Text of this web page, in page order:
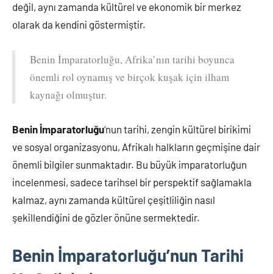
değil, aynı zamanda kültürel ve ekonomik bir merkez
olarak da kendini göstermiştir.
Benin İmparatorluğu, Afrika’nın tarihi boyunca
önemli rol oynamış ve birçok kuşak için ilham
kaynağı olmuştur.
Benin İmparatorluğu‘nun tarihi, zengin kültürel birikimi
ve sosyal organizasyonu, Afrikalı halkların geçmişine dair
önemli bilgiler sunmaktadır. Bu büyük imparatorluğun
incelenmesi, sadece tarihsel bir perspektif sağlamakla
kalmaz, aynı zamanda kültürel çeşitliliğin nasıl
şekillendiğini de gözler önüne sermektedir.
Benin İmparatorluğu’nun Tarihi